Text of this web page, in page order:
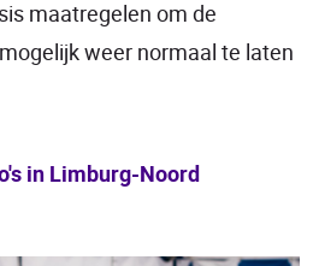
maatregelen om de
weer normaal te laten
in Limburg-Noord